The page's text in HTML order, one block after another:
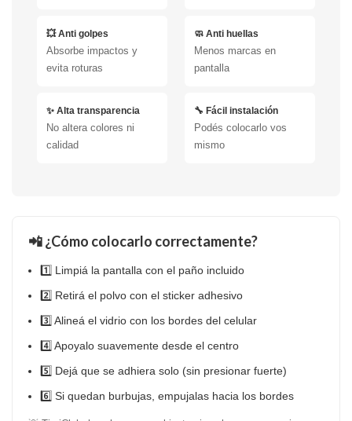
💥 Anti golpes
Absorbe impactos y
evita roturas
✨ Alta transparencia
No altera colores ni
calidad
🧼 Anti huellas
Menos marcas en
pantalla
🔧 Fácil instalación
Podés colocarlo vos
mismo
📲 ¿Cómo colocarlo correctamente?
1️⃣ Limpiá la pantalla con el paño incluido
2️⃣ Retirá el polvo con el sticker adhesivo
3️⃣ Alineá el vidrio con los bordes del celular
4️⃣ Apoyalo suavemente desde el centro
5️⃣ Dejá que se adhiera solo (sin presionar fuerte)
6️⃣ Si quedan burbujas, empujalas hacia los bordes